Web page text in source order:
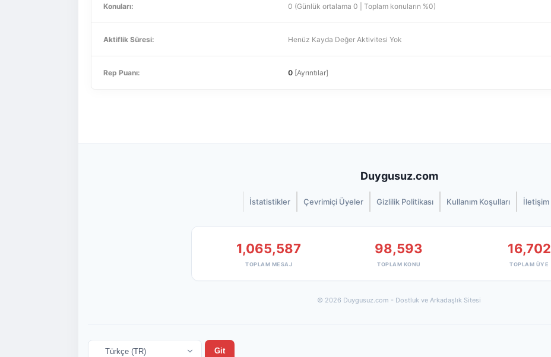
Konuları: 0 (Günlük ortalama 0 | Toplam konuların %0)
Aktiflik Süresi: Henüz Kayda Değer Aktivitesi Yok
Rep Puanı: 0 [Ayrıntılar]
Duygusuz.com
İstatistikler Çevrimiçi Üyeler Gizlilik Politikası Kullanım Koşulları İletişim
1,065,587
TOPLAM MESAJ
98,593
TOPLAM KONU
16,702
TOPLAM ÜYE
© 2026 Duygusuz.com - Dostluk ve Arkadaşlık Sitesi